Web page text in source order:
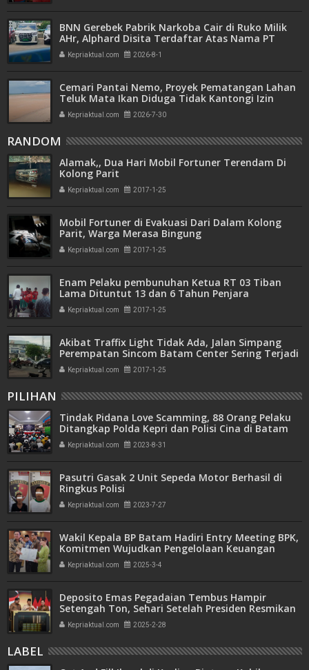
BNN Gerebek Pabrik Narkoba Cair di Ruko Milik
AHr, Alphard Disita Terdaftar Atas Nama PT
Mitra Usaha Properti
Kepriaktual.com 2026-8-1
Cemari Pantai Nemo, Proyek Pematangan Lahan
Teluk Mata Ikan Diduga Tidak Kantongi Izin
Amdal
Kepriaktual.com 2026-7-30
RANDOM
Alamak,, Dua Hari Mobil Fortuner Terendam Di
Kolong Parit
Kepriaktual.com 2017-1-25
Mobil Fortuner di Evakuasi Dari Dalam Kolong
Parit, Warga Merasa Bingung
Kepriaktual.com 2017-1-25
Enam Pelaku pembunuhan Ketua RT 03 Tiban
Lama Dituntut 13 dan 6 Tahun Penjara
Kepriaktual.com 2017-1-25
Akibat Traffix Light Tidak Ada, Jalan Simpang
Perempatan Sincom Batam Center Sering Terjadi
Lakalantas
Kepriaktual.com 2017-1-25
PILIHAN
Tindak Pidana Love Scamming, 88 Orang Pelaku
Ditangkap Polda Kepri dan Polisi Cina di Batam
Kepriaktual.com 2023-8-31
Pasutri Gasak 2 Unit Sepeda Motor Berhasil di
Ringkus Polisi
Kepriaktual.com 2023-7-27
Wakil Kepala BP Batam Hadiri Entry Meeting BPK,
Komitmen Wujudkan Pengelolaan Keuangan
Transparan dan Akuntabel
Kepriaktual.com 2025-3-4
Deposito Emas Pegadaian Tembus Hampir
Setengah Ton, Sehari Setelah Presiden Resmikan
Bank Emas
Kepriaktual.com 2025-2-28
LABEL